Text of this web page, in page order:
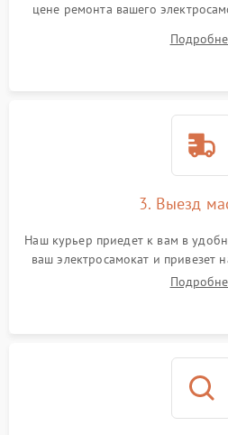
цене ремонта вашего
3. Выезд
Наш курьер приедет к вам в
ваш электросамокат и привезет